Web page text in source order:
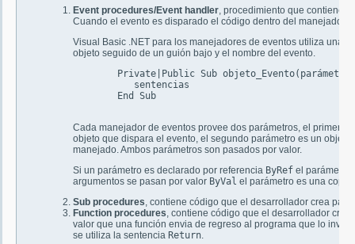
Event procedures/Event handler, procedimiento que contiene
Cuando el evento es disparado el código dentro del manejador
Visual Basic .NET para los manejadores de eventos utiliza una
objeto seguido de un guión bajo y el nombre del evento.
Cada manejador de eventos provee dos parámetros, el primer
objeto que dispara el evento, el segundo parámetro es un
manejado. Ambos parámetros son pasados por valor.
Si un parámetro es declarado por referencia ByRef el parámetro
argumentos se pasan por valor ByVal el parámetro es una
Sub procedures, contiene código que el desarrollador crea
Function procedures, contiene código que el desarrollador
valor que una función envia de regreso al programa que lo
se utiliza la sentencia Return.